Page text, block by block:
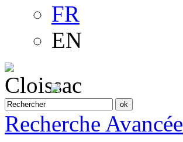
FR
EN
Recherche Avancée